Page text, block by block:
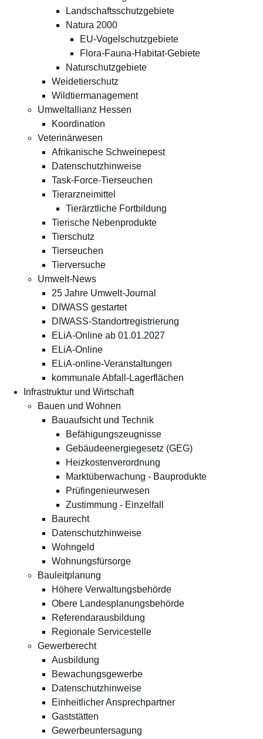
Landschaftsschutzgebiete
Natura 2000
EU-Vogelschutzgebiete
Flora-Fauna-Habitat-Gebiete
Naturschutzgebiete
Weidetierschutz
Wildtiermanagement
Umweltallianz Hessen
Koordination
Veterinärwesen
Afrikanische Schweinepest
Datenschutzhinweise
Task-Force-Tierseuchen
Tierarzneimittel
Tierärztliche Fortbildung
Tierische Nebenprodukte
Tierschutz
Tierseuchen
Tierversuche
Umwelt-News
25 Jahre Umwelt-Journal
DIWASS gestartet
DIWASS-Standortregistrierung
ELiA-Online ab 01.01.2027
ELiA-Online
ELiA-online-Veranstaltungen
kommunale Abfall-Lagerflächen
Infrastruktur und Wirtschaft
Bauen und Wohnen
Bauaufsicht und Technik
Befähigungszeugnisse
Gebäudeenergiegesetz (GEG)
Heizkostenverordnung
Marktüberwachung - Bauprodukte
Prüfingenieurwesen
Zustimmung - Einzelfall
Baurecht
Datenschutzhinweise
Wohngeld
Wohnungsfürsorge
Bauleitplanung
Höhere Verwaltungsbehörde
Obere Landesplanungsbehörde
Referendarausbildung
Regionale Servicestelle
Gewerberecht
Ausbildung
Bewachungsgewerbe
Datenschutzhinweise
Einheitlicher Ansprechpartner
Gaststätten
Gewerbeuntersagung